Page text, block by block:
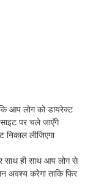
आप लोग को डायरेक्ट
पर चले जाएँगे
लीजिएगा
साथ ही साथ आप लोग से
अवश्य करेगा ताकि फिर